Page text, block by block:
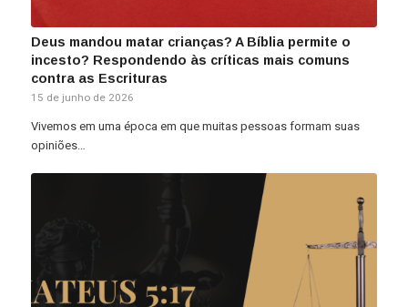
Deus mandou matar crianças? A Bíblia permite o
incesto? Respondendo às críticas mais comuns
contra as Escrituras
15 de junho de 2026
Vivemos em uma época em que muitas pessoas formam suas
opiniões…